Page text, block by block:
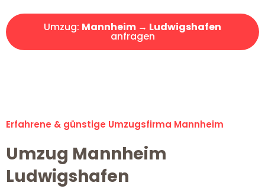
Umzug: Mannheim → Ludwigshafen
anfragen
Erfahrene & günstige Umzugsfirma Mannheim
Umzug Mannheim
Ludwigshafen